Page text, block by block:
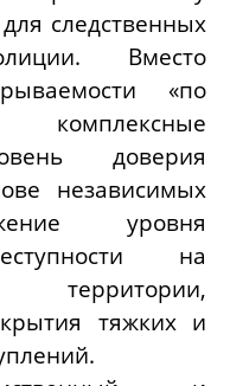
для следственных
Вместо
«по
комплексные
доверия
независимых
уровня
на
территории,
тяжких и